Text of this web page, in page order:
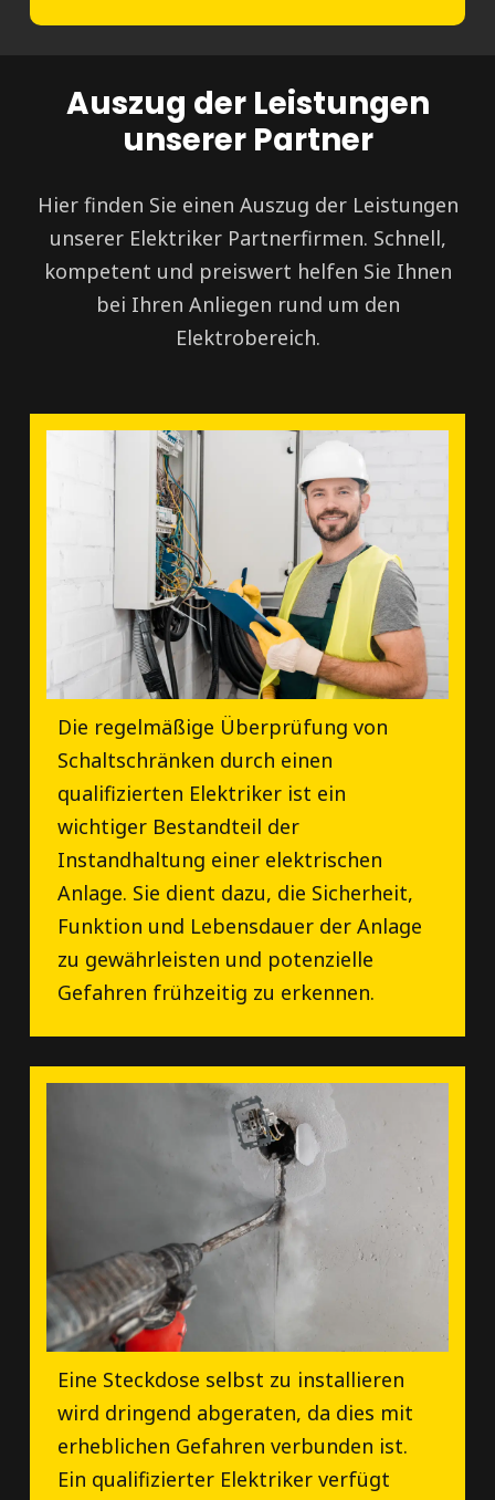
Auszug der Leistungen
unserer Partner
Hier finden Sie einen Auszug der Leistungen
unserer Elektriker Partnerfirmen. Schnell,
kompetent und preiswert helfen Sie Ihnen
bei Ihren Anliegen rund um den
Elektrobereich.
Die regelmäßige Überprüfung von
Schaltschränken durch einen
qualifizierten Elektriker ist ein
wichtiger Bestandteil der
Instandhaltung einer elektrischen
Anlage. Sie dient dazu, die Sicherheit,
Funktion und Lebensdauer der Anlage
zu gewährleisten und potenzielle
Gefahren frühzeitig zu erkennen.
Eine Steckdose selbst zu installieren
wird dringend abgeraten, da dies mit
erheblichen Gefahren verbunden ist.
Ein qualifizierter Elektriker verfügt